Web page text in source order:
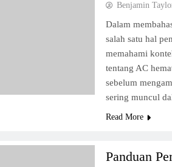
Benjamin
Dalam
salah satu hal
memahami
tentang AC
sebelum
sering muncul
Read More
Panduan